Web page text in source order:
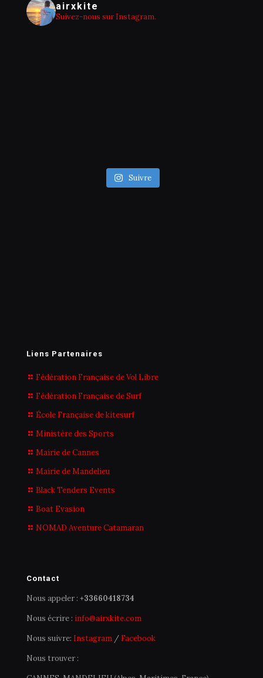
airxkite
Suivez-nous sur Instagram.
Suivre
Liens Partenaires
Fédération Française de Vol Libre
Fédération Française de Surf
École Française de kitesurf
Ministère des Sports
Mairie de Cannes
Mairie de Mandelieu
Black Tenders Events
Boat Evasion
NOMAD Aventure Catamaran
Contact
Nous appeler : +33660418734
Nous écrire : info@airxkite.com
Nous suivre: Instagram / Facebook
Nous trouver :